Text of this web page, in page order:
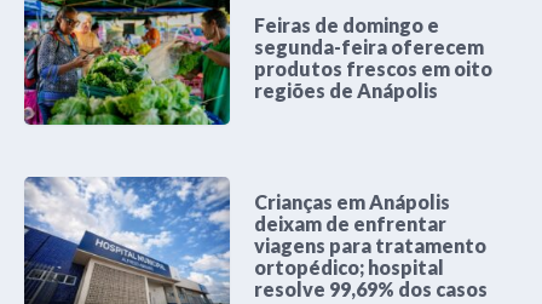
Feiras de domingo e
segunda-feira oferecem
produtos frescos em oito
regiões de Anápolis
Crianças em Anápolis
deixam de enfrentar
viagens para tratamento
ortopédico; hospital
resolve 99,69% dos casos